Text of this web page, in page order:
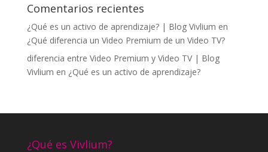
Comentarios recientes
¿Qué es un activo de aprendizaje? | Blog Vivlium en
¿Qué diferencia un Video Premium de un Video TV?
diferencia entre Video Premium y Video TV | Blog
Vivlium en ¿Qué es un activo de aprendizaje?
¿Qué es Vivlium?